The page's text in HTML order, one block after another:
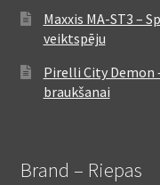
Maxxis MA-ST3 –
veiktspēju
Pirelli City Demon
braukšanai
Brand – Riepas